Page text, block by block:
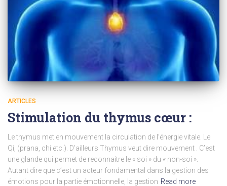
ARTICLES
Stimulation du thymus cœur :
Le thymus met en mouvement la circulation de l’énergie vitale. Le
Qi, (prana, chi etc.). D’ailleurs Thymus veut dire mouvement . C’est
une glande qui permet de reconnaitre le « soi » du « non-soi ».
Autant dire que c’est un acteur fondamental dans la gestion des
émotions pour la partie émotionnelle, la gestion Read more